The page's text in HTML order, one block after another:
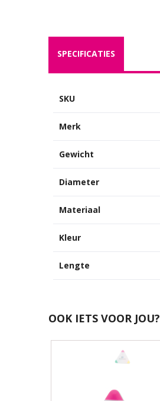
SPECIFICATIES
SKU
Merk
Gewicht
Diameter
Materiaal
Kleur
Lengte
OOK IETS VOOR JOU?